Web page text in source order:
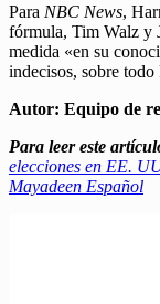
Para NBC News,
fórmula, Tim Walz y
medida «en su
indecisos, sobre
Autor: Equipo de
Para leer este
elecciones en EE.
Mayadeen Español